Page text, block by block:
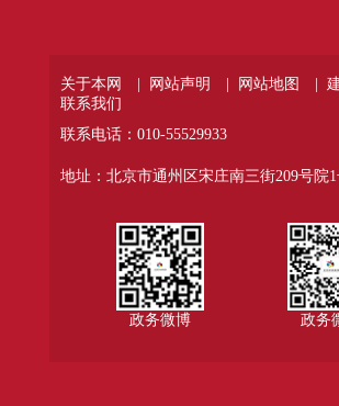
关于本网 | 网站声明 | 网站地图 |
联系我们
联系电话：010-55529933
地址：北京市通州区宋庄南三街209号院
政务微博 政务